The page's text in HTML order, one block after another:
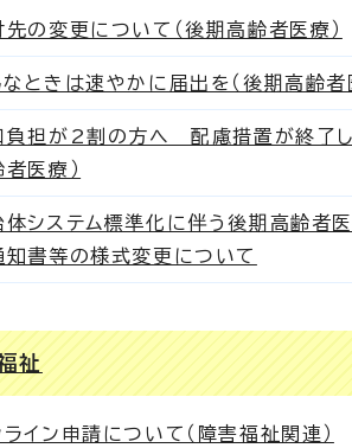
先の変更について（後期高齢者医療）
なときは速やかに届出を（後期高齢者
負担が2割の方へ 配慮措置が終了し
医療）
体システム標準化に伴う後期高齢者
知書等の様式変更について
祉
ライン申請について（障害福祉関連）